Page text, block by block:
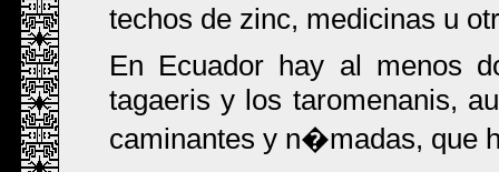
techos de zinc, medicinas u
En Ecuador hay al menos
tagaeris y los taromenanis,
caminantes y n�madas, que